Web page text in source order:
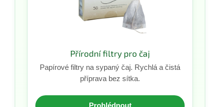
Přírodní filtry pro čaj
Papírové filtry na sypaný čaj. Rychlá a čistá
příprava bez sítka.